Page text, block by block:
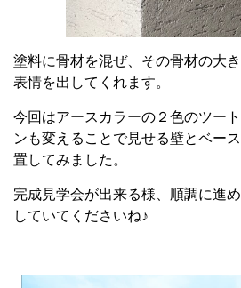
塗料に骨材を混ぜ、その骨材の大
表情を出してくれます。
今回はアースカラーの２色のツー
ンも変えることで見せる壁とベー
置してみました。
完成見学会が出来る様、順調に進
していてくださいね♪